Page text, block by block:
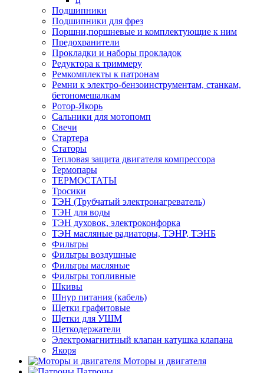
Подшипники
Подшипники для фрез
Поршни,поршневые и комплектующие к ним
Предохранители
Прокладки и наборы прокладок
Редуктора к триммеру
Ремкомплекты к патронам
Ремни к электро-бензоинструментам, станкам,
бетономешалкам
Ротор-Якорь
Сальники для мотопомп
Свечи
Стартера
Статоры
Тепловая защита двигателя компрессора
Термопары
ТЕРМОСТАТЫ
Тросики
ТЭН (Трубчатый электронагреватель)
ТЭН для воды
ТЭН духовок, электроконфорка
ТЭН масляные радиаторы, ТЭНР, ТЭНБ
Фильтры
Фильтры воздушные
Фильтры масляные
Фильтры топливные
Шкивы
Шнур питания (кабель)
Щетки графитовые
Щетки для УШМ
Щеткодержатели
Электромагнитный клапан катушка клапана
Якоря
Моторы и двигателя